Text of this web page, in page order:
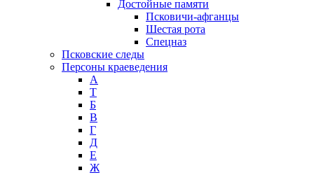
Достойные памяти
Псковичи-афганцы
Шестая рота
Спецназ
Псковские следы
Персоны краеведения
А
T
Б
В
Г
Д
Е
Ж